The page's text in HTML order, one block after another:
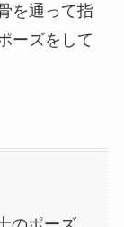
を通って指
ーズをして